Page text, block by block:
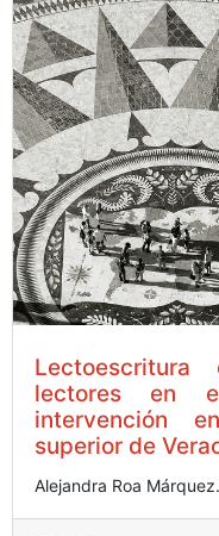
lectores en
intervención
superior de
Alejandra Roa Márquez.